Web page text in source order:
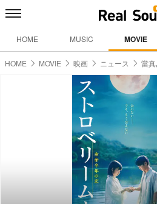
HOME MUSIC MOVIE
HOME MOVIE 映画 ニュース 當